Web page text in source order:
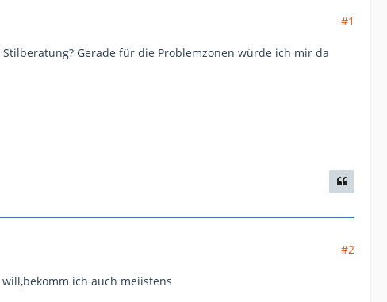
#1
Gerade für die Problemzonen würde ich mir da
#2
ich auch meiistens